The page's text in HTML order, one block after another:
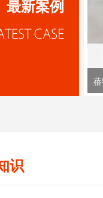
最新案例
识